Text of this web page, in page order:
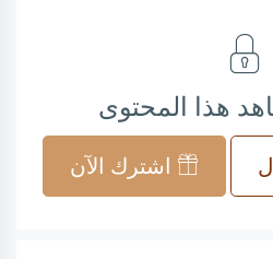
هذا المحتوى
اشترك الآن